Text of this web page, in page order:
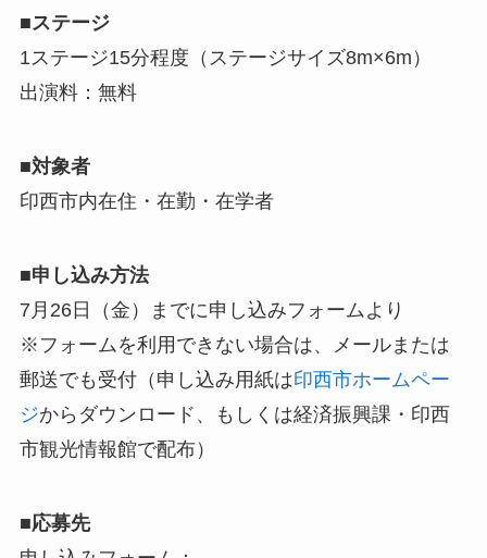
■ステージ
1ステージ15分程度（ステージサイズ8m×6m）
出演料：無料
■対象者
印西市内在住・在勤・在学者
■申し込み方法
7月26日（金）までに申し込みフォームより
※フォームを利用できない場合は、メールまたは
郵送でも受付（申し込み用紙は印西市ホームペー
ジからダウンロード、もしくは経済振興課・印西
市観光情報館で配布）
■応募先